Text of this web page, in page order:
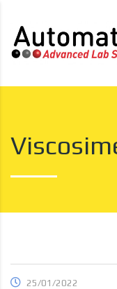
25/01/2022